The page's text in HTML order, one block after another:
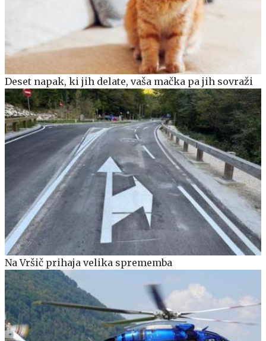
Deset napak, ki jih delate, vaša mačka pa jih sovraži
Na Vršič prihaja velika sprememba